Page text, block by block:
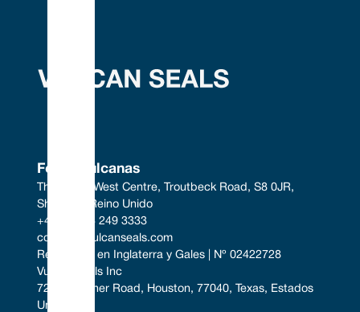
Focas vulcanas
The South West Centre, Troutbeck Road, S8 0JR,
Sheffield, Reino Unido
+44 (0) 114 249 3333
contact@vulcanseals.com
Registrado en Inglaterra y Gales | Nº 02422728
Vulcan Seals Inc
7221 Gessner Road, Houston, 77040, Texas, Estados
Unidos